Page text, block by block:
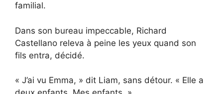
familial.
Dans son bureau impeccable, Richard
Castellano releva à peine les yeux quand son
fils entra, décidé.
« J’ai vu Emma, » dit Liam, sans détour. « Elle a